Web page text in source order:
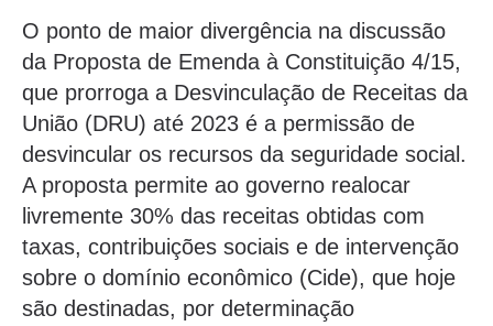
O ponto de maior divergência na discussão
da Proposta de Emenda à Constituição 4/15,
que prorroga a Desvinculação de Receitas da
União (DRU) até 2023 é a permissão de
desvincular os recursos da seguridade social.
A proposta permite ao governo realocar
livremente 30% das receitas obtidas com
taxas, contribuições sociais e de intervenção
sobre o domínio econômico (Cide), que hoje
são destinadas, por determinação